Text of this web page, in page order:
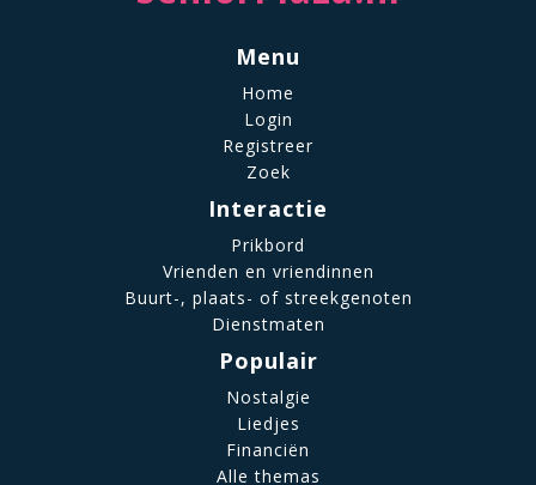
Menu
Home
Login
Registreer
Zoek
Interactie
Prikbord
Vrienden en vriendinnen
Buurt-, plaats- of streekgenoten
Dienstmaten
Populair
Nostalgie
Liedjes
Financiën
Alle themas